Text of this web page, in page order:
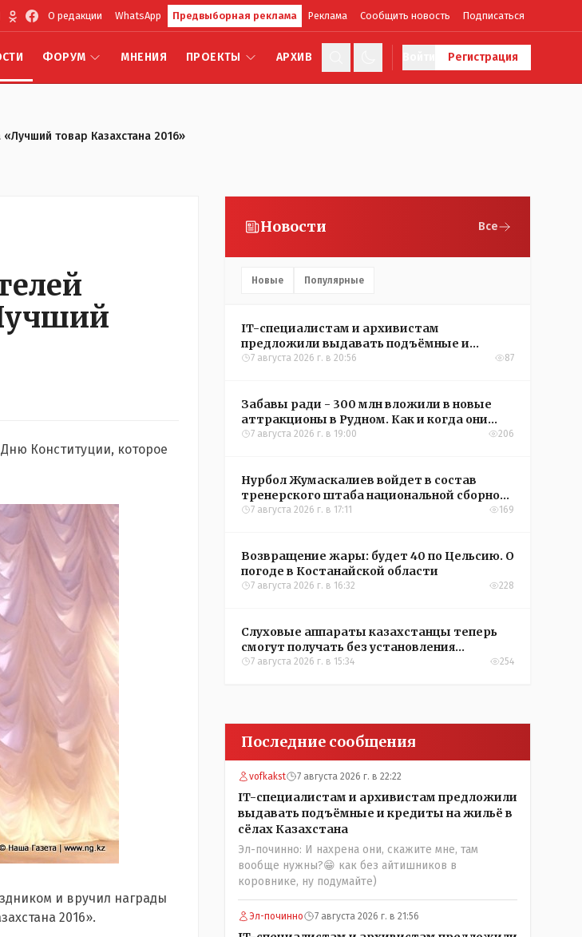
О редакции WhatsApp Предвыборная реклама Реклама Сообщить новость Подписаться
ФОРУМ МНЕНИЯ ПРОЕКТЫ АРХИВ Регистрация
товар Казахстана 2016»
Конституции, которое
и вручил награды
2016».
Новости Все
Новые Популярные
IT-специалистам и архивистам
предложили выдавать подъёмные и
кредиты на жильё в сёлах Казахстана
7 августа 2026 г. в 20:56 87
Забавы ради - 300 млн вложили в новые
аттракционы в Рудном. Как и когда они
окупятся?
7 августа 2026 г. в 19:00 206
Нурбол Жумаскалиев войдет в состав
тренерского штаба национальной сборной
Казахстана по футболу
7 августа 2026 г. в 17:11 169
Возвращение жары: будет 40 по Цельсию. О
погоде в Костанайской области
7 августа 2026 г. в 16:32 228
Слуховые аппараты казахстанцы теперь
смогут получать без установления
инвалидности
7 августа 2026 г. в 15:34 254
Последние сообщения
vofkakst 7 августа 2026 г. в 22:22
IT-специалистам и архивистам предложили
выдавать подъёмные и кредиты на жильё в
сёлах Казахстана
Эл-починно: И нахрена они, скажите мне, там
вообще нужны?😁 как без айтишников в
коровнике, ну подумайте)
Эл-починно 7 августа 2026 г. в 21:56